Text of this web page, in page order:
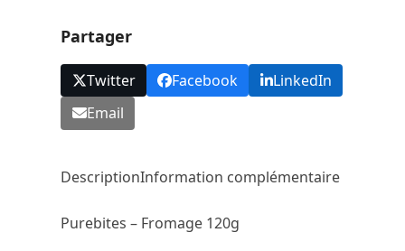
Partager
Twitter Facebook
LinkedIn
Email
DescriptionInformation complémentaire
Purebites – Fromage 120g